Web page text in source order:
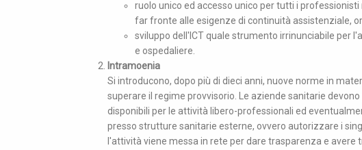
ruolo unico ed accesso unico per tutti i
far fronte alle esigenze di continuità assistenziale,
sviluppo dell'ICT quale strumento irrinunciabile per
e ospedaliere.
Intramoenia
Si introducono, dopo più di dieci anni, nuove norme in
superare il regime provvisorio. Le aziende sanitarie
disponibili per le attività libero-professionali ed
presso strutture sanitarie esterne, ovvero autorizzare i
l'attività viene messa in rete per dare trasparenza e